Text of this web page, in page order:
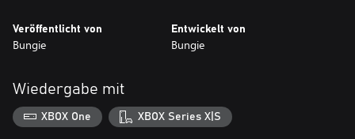
Veröffentlicht von
Bungie
Entwickelt von
Bungie
Wiedergabe mit
XBOX One XBOX Series X|S